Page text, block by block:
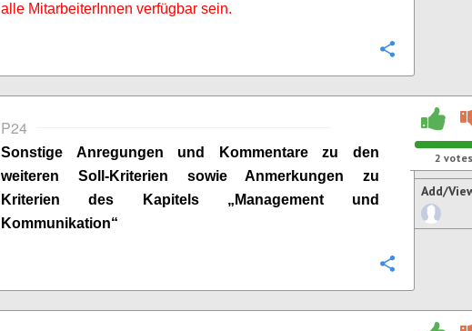
alle MitarbeiterInnen verfügbar sein.
P24
Sonstige Anregungen und Kommentare zu den
weiteren Soll-Kriterien sowie Anmerkungen zu
Kriterien des Kapitels „Management und
Kommunikation“
2 votes
Add/